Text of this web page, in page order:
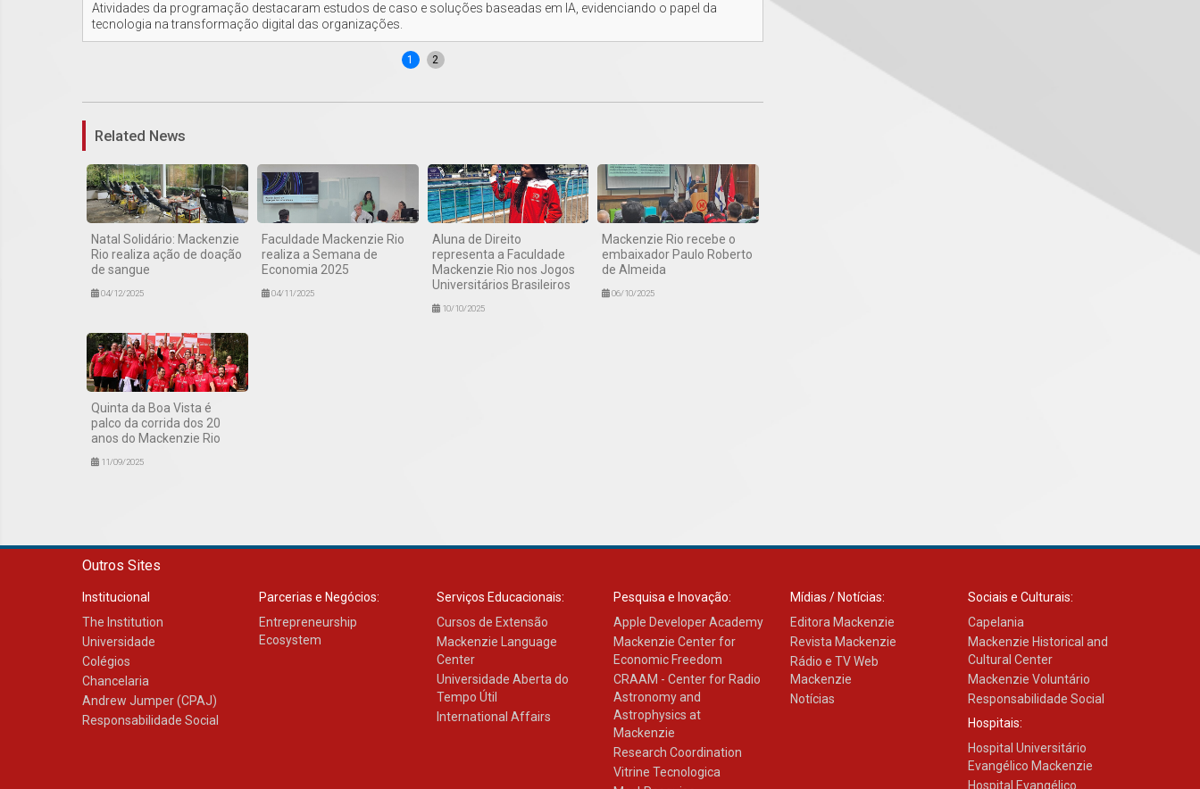
Atividades da programação destacaram estudos de caso e soluções baseadas em IA, evidenciando o papel da
tecnologia na transformação digital das organizações.
discutir ética, tecnologia e inovação.
1 2
Related News
Natal Solidário: Mackenzie
Rio realiza ação de doação
de sangue
04/12/2025
Faculdade Mackenzie Rio
realiza a Semana de
Economia 2025
04/11/2025
Aluna de Direito
representa a Faculdade
Mackenzie Rio nos Jogos
Universitários Brasileiros
10/10/2025
Mackenzie Rio recebe o
embaixador Paulo Roberto
de Almeida
06/10/2025
Quinta da Boa Vista é
palco da corrida dos 20
anos do Mackenzie Rio
11/09/2025
Professora do Mackenzie é
com obra sobre ética e
arquitetura contemporânea
Outros Sites
Institucional
The Institution
Universidade
Colégios
Chancelaria
Andrew Jumper (CPAJ)
Responsabilidade Social
Parcerias e Negócios:
Entrepreneurship
Ecosystem
Serviços Educacionais:
Cursos de Extensão
Mackenzie Language
Center
Universidade Aberta do
Tempo Útil
International Affairs
Pesquisa e Inovação:
Apple Developer Academy
Mackenzie Center for
Economic Freedom
CRAAM - Center for Radio
Astronomy and
Astrophysics at
Mackenzie
Research Coordination
Vitrine Tecnologica
Mídias / Notícias:
Editora Mackenzie
Revista Mackenzie
Rádio e TV Web
Mackenzie
Notícias
Sociais e Culturais:
Capelania
Mackenzie Historical and
Cultural Center
Mackenzie Voluntário
Responsabilidade Social
Hospitais:
Hospital Universitário
Evangélico Mackenzie
Hospital Evangélico